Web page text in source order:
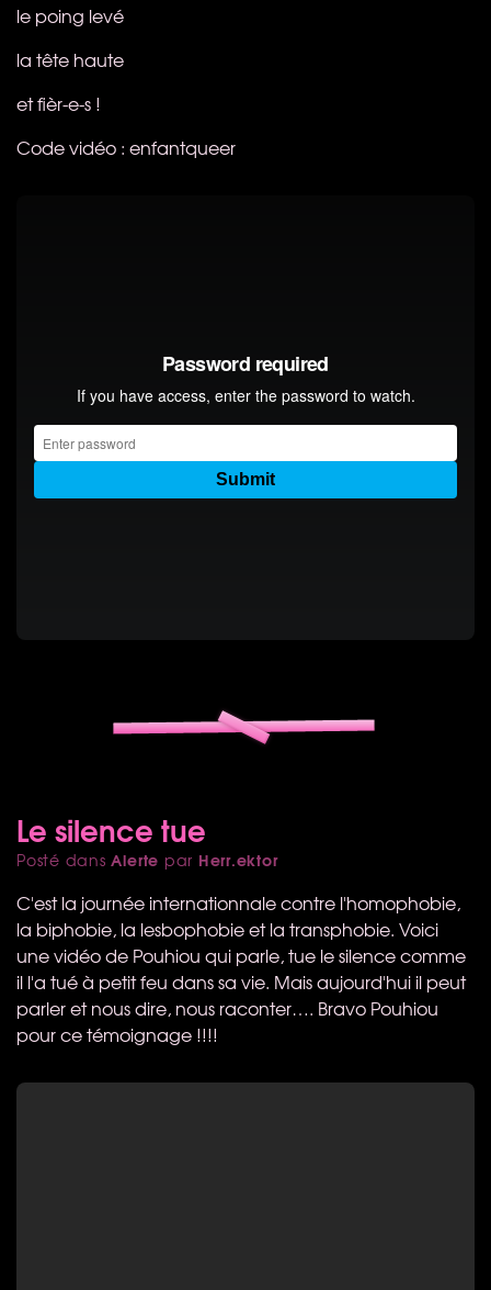
le poing levé
la tête haute
et fièr-e-s !
Code vidéo : enfantqueer
Le silence tue
Posté dansAlerte par Herr.ektor
C'est la journée internationnale contre l'homophobie,
la biphobie, la lesbophobie et la transphobie. Voici
une vidéo de Pouhiou qui parle, tue le silence comme
il l'a tué à petit feu dans sa vie. Mais aujourd'hui il peut
parler et nous dire, nous raconter…. Bravo Pouhiou
pour ce témoignage !!!!